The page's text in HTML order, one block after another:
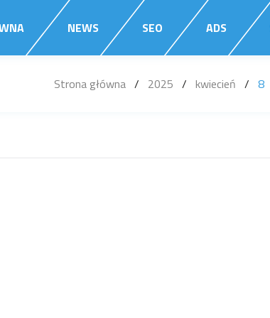
NEWS SEO ADS
Strona główna / 2025 / kwiecień / 8